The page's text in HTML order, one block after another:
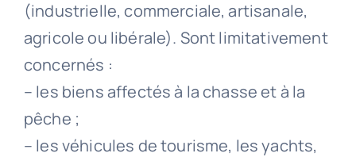
(industrielle, commerciale, artisanale,
agricole ou libérale). Sont limitativement
concernés :
– les biens affectés à la chasse et à la
pêche ;
– les véhicules de tourisme, les yachts,